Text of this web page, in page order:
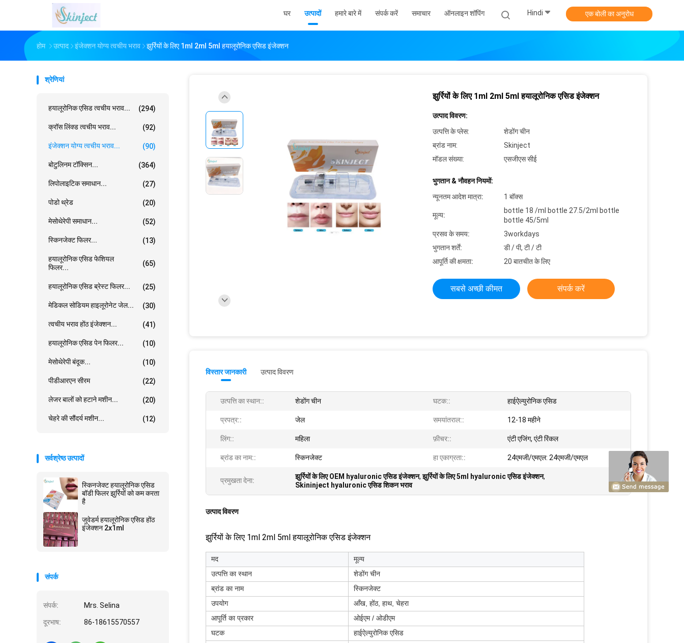
घर उत्पादों हमारे बारे में संपर्क करें समाचार ऑनलाइन शॉपिंग Hindi एक बोली का अनुरोध
होम उत्पाद इंजेक्शन योग्य त्वचीय भराव झुर्रियों के लिए 1ml 2ml 5ml हयालूरोनिक एसिड इंजेक्शन
श्रेणियां
हयालूरोनिक एसिड त्वचीय भराव... (294)
क्रॉस लिंक्ड त्वचीय भराव... (92)
इंजेक्शन योग्य त्वचीय भराव... (90)
बोटुलिनम टॉक्सिन... (364)
लिपोलाइटिक समाधान... (27)
पोडो थ्रेड (20)
मेसोथेरेपी समाधान... (52)
स्किनजेक्ट फिलर... (13)
हयालूरोनिक एसिड फेशियल
फिलर...
(65)
हयालूरोनिक एसिड ब्रेस्ट फिलर... (25)
मेडिकल सोडियम हाइलूरोनेट जेल... (30)
त्वचीय भराव होंठ इंजेक्शन... (41)
हयालूरोनिक एसिड पेन फिलर... (10)
मेसोथेरेपी बंदूक... (10)
पीडीआरएन सीरम (22)
लेजर बालों को हटाने मशीन... (20)
चेहरे की सौंदर्य मशीन... (12)
सर्वश्रेष्ठ उत्पादों
स्किनजेक्ट हयालूरोनिक एसिड
बॉडी फिलर झुर्रियों को कम करता
है
जुवेडर्म हयालूरोनिक एसिड होंठ
इंजेक्शन 2x1ml
संपर्क
संपर्क: Mrs. Selina
दूरभाष: 86-18615570557
झुर्रियों के लिए 1ml 2ml 5ml हयालूरोनिक एसिड इंजेक्शन
उत्पाद विवरण:
उत्पत्ति के प्लेस:
शेडोंग चीन
ब्रांड नाम:
Skinject
मॉडल संख्या:
एसजीएस सीई
भुगतान & नौवहन नियमों:
न्यूनतम आदेश मात्रा:
1 बॉक्स
मूल्य:
bottle 18 /ml bottle 27.5/2ml bottle
bottle 45/5ml
प्रसव के समय:
3workdays
भुगतान शर्तें:
डी / पी, टी / टी
आपूर्ति की क्षमता:
20 बातचीत के लिए
सबसे अच्छी कीमत संपर्क करें
विस्तार जानकारी उत्पाद विवरण
उत्पत्ति का स्थान:: शेडोंग चीन घटक:: हाईऐल्युरोनिक एसिड
प्रपत्र:: जेल समयांतराल:: 12-18 महीने
लिंग:: महिला फ़ीचर:: एंटी एजिंग, एंटी रिंकल
ब्रांड का नाम:: स्किनजेक्ट हा एकाग्रता:: 24एमजी/एमएल: 24एमजी/एमएल
प्रमुखता देना: झुर्रियों के लिए OEM hyaluronic एसिड इंजेक्शन,झुर्रियों के लिए 5ml hyaluronic एसिड इंजेक्शन,
Skininject hyaluronic एसिड शिकन भराव
उत्पाद विवरण
झुर्रियों के लिए 1ml 2ml 5ml हयालूरोनिक एसिड इंजेक्शन
मद
मूल्य
उत्पत्ति का स्थान
शेडोंग चीन
ब्रांड का नाम
स्किनजेक्ट
उपयोग
आँख, होंठ, हाथ, चेहरा
आपूर्ति का प्रकार
ओईएम / ओडीएम
घटक
हाईऐल्युरोनिक एसिड